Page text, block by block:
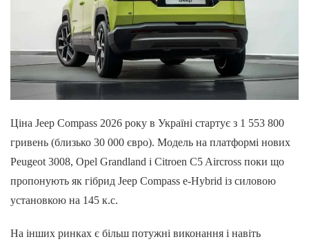
Ціна Jeep Compass 2026 року в Україні стартує з 1 553 800
гривень (близько 30 000 євро). Модель на платформі нових
Peugeot 3008, Opel Grandland і Citroen C5 Aircross поки що
пропонують як гібрид Jeep Compass e-Hybrid із силовою
установкою на 145 к.с.
На інших ринках є більш потужні виконання і навіть